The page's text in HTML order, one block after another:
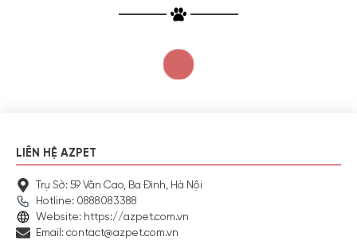
LIÊN HỆ AZPET
Trụ Sở: 59 Văn Cao, Ba Đình, Hà Nội
Hotline: 0888083388
Website: https://azpet.com.vn
Email: contact@azpet.com.vn